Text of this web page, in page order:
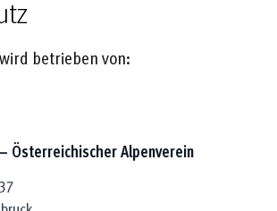
betrieben von:
Österreichischer Alpenverein